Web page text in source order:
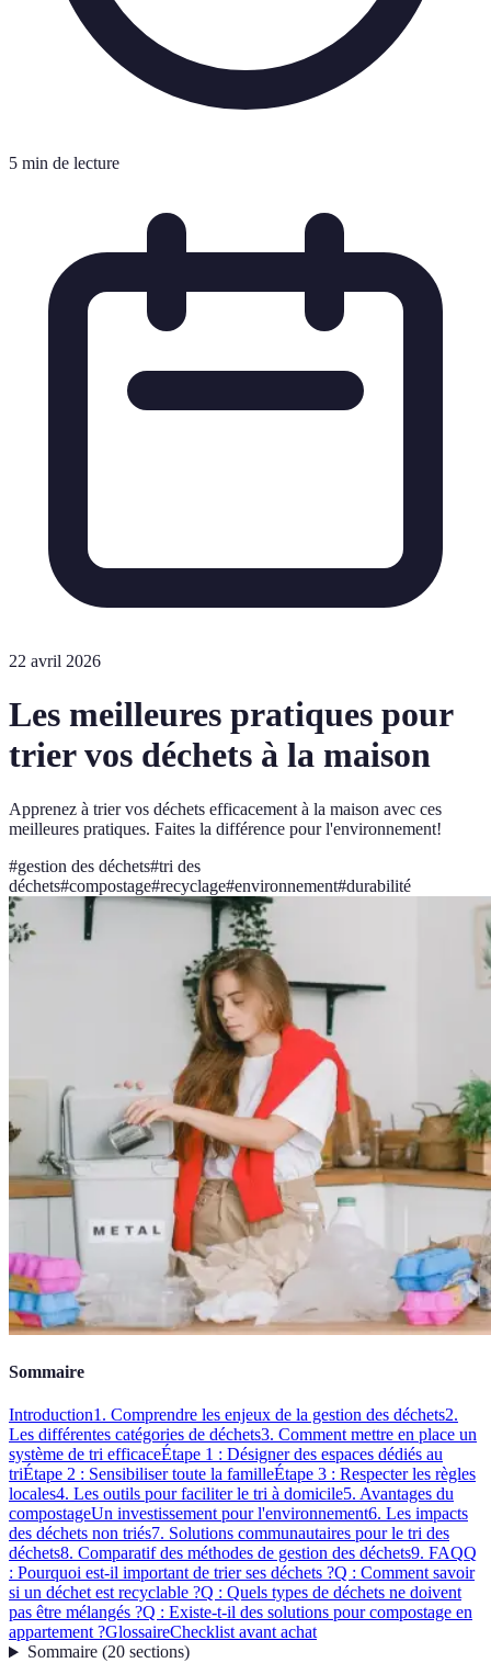
5 min de lecture
22 avril 2026
Les meilleures pratiques pour
trier vos déchets à la maison
Apprenez à trier vos déchets efficacement à la maison avec ces
meilleures pratiques. Faites la différence pour l'environnement!
#gestion des déchets#tri des
déchets#compostage#recyclage#environnement#durabilité
Sommaire
Introduction1. Comprendre les enjeux de la gestion des déchets2.
Les différentes catégories de déchets3. Comment mettre en place un
système de tri efficaceÉtape 1 : Désigner des espaces dédiés au
triÉtape 2 : Sensibiliser toute la familleÉtape 3 : Respecter les règles
locales4. Les outils pour faciliter le tri à domicile5. Avantages du
compostageUn investissement pour l'environnement6. Les impacts
des déchets non triés7. Solutions communautaires pour le tri des
déchets8. Comparatif des méthodes de gestion des déchets9. FAQQ
: Pourquoi est-il important de trier ses déchets ?Q : Comment savoir
si un déchet est recyclable ?Q : Quels types de déchets ne doivent
pas être mélangés ?Q : Existe-t-il des solutions pour compostage en
appartement ?GlossaireChecklist avant achat
Sommaire(20 sections)